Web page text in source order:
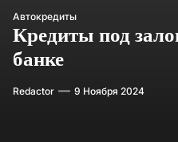
Автокредиты
Кредиты под
банке
Redactor 9 Ноября 2024